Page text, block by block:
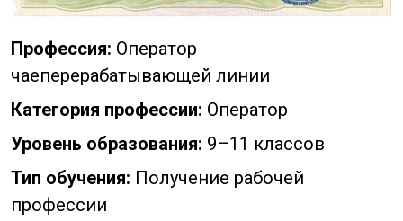
Профессия: Оператор
чаеперерабатывающей линии
Категория профессии: Оператор
Уровень образования: 9–11 классов
Тип обучения: Получение рабочей
профессии